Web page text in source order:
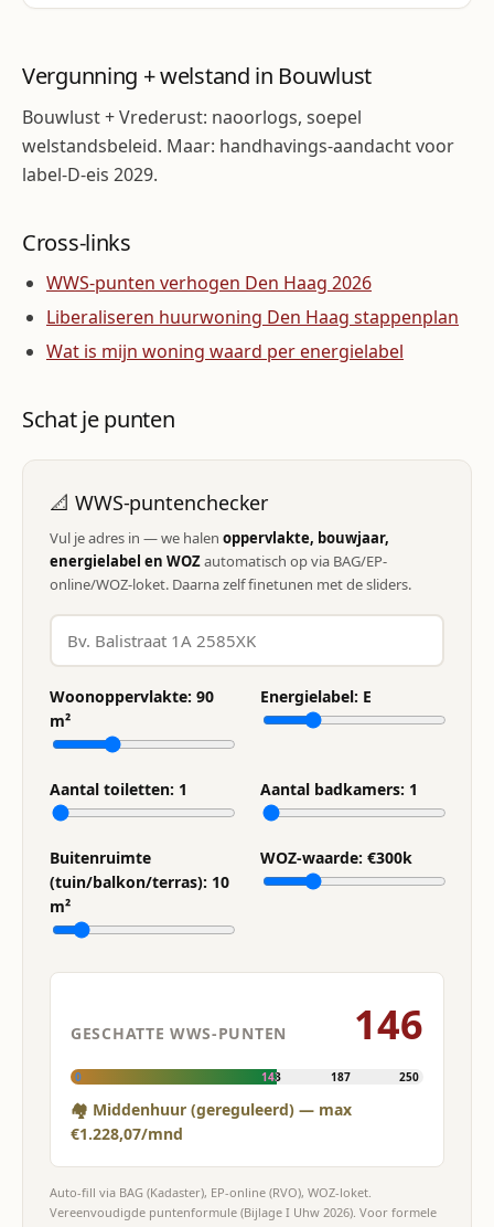
Vergunning + welstand in Bouwlust
Bouwlust + Vrederust: naoorlogs, soepel
welstandsbeleid. Maar: handhavings-aandacht voor
label-D-eis 2029.
Cross-links
WWS-punten verhogen Den Haag 2026
Liberaliseren huurwoning Den Haag stappenplan
Wat is mijn woning waard per energielabel
Schat je punten
📐 WWS-puntenchecker
Vul je adres in — we halen oppervlakte, bouwjaar,
energielabel en WOZautomatisch op via BAG/EP-
online/WOZ-loket. Daarna zelf finetunen met de sliders.
Woonoppervlakte: 90
m²
Energielabel: E
Aantal toiletten: 1 Aantal badkamers: 1
Buitenruimte
(tuin/balkon/terras): 10
m²
WOZ-waarde: €300k
GESCHATTE WWS-PUNTEN 146
0 143 187 250
🏘 Middenhuur (gereguleerd) — max
€1.228,07/mnd
Auto-fill via BAG (Kadaster), EP-online (RVO), WOZ-loket.
Vereenvoudigde puntenformule (Bijlage I Uhw 2026). Voor formele